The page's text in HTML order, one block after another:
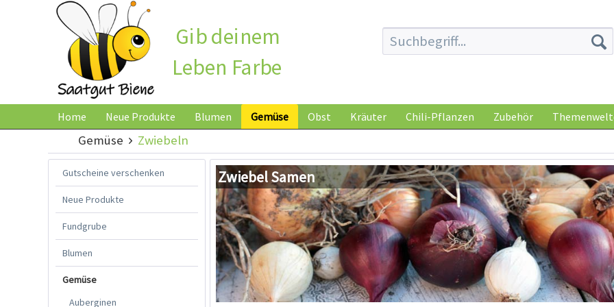
Gib deinem
Leben Farbe
Home Neue Produkte Blumen Gemüse Obst Kräuter Chili-Pflanzen Zubehör
Gemüse Zwiebeln
Gutscheine verschenken
Neue Produkte
Fundgrube
Blumen
Gemüse
Auberginen
Zwiebel Samen